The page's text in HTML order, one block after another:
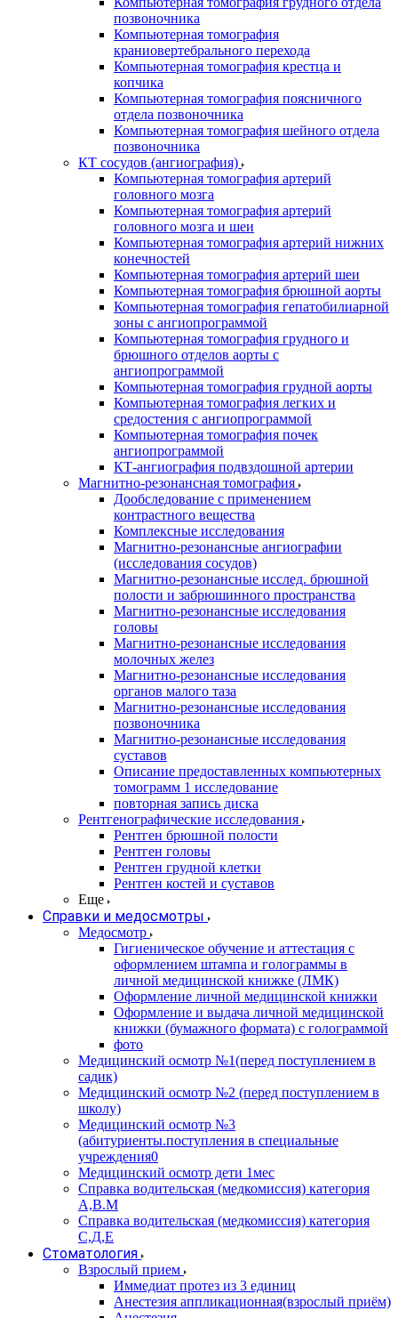
позвоночника
Компьютерная томография
краниовертебрального перехода
Компьютерная томография крестца и
копчика
Компьютерная томография поясничного
отдела позвоночника
Компьютерная томография шейного отдела
позвоночника
КТ сосудов (ангиография)
Компьютерная томография артерий
головного мозга
Компьютерная томография артерий
головного мозга и шеи
Компьютерная томография артерий нижних
конечностей
Компьютерная томография артерий шеи
Компьютерная томография брюшной аорты
Компьютерная томография гепатобилиарной
зоны с ангиопрограммой
Компьютерная томография грудного и
брюшного отделов аорты с
ангиопрограммой
Компьютерная томография грудной аорты
Компьютерная томография легких и
средостения с ангиопрограммой
Компьютерная томография почек
ангиопрограммой
КТ-ангиография подвздошной артерии
Магнитно-резонансная томография
Дообследование с применением
контрастного вещества
Комплексные исследования
Магнитно-резонансные ангиографии
(исследования сосудов)
Магнитно-резонансные исслед. брюшной
полости и забрюшинного пространства
Магнитно-резонансные исследования
головы
Магнитно-резонансные исследования
молочных желез
Магнитно-резонансные исследования
органов малого таза
Магнитно-резонансные исследования
позвоночника
Магнитно-резонансные исследования
суставов
Описание предоставленных компьютерных
томограмм 1 исследование
повторная запись диска
Рентгенографические исследования
Рентген брюшной полости
Рентген головы
Рентген грудной клетки
Рентген костей и суставов
Еще
Справки и медосмотры
Медосмотр
Гигиеническое обучение и аттестация с
оформлением штампа и голограммы в
личной медицинской книжке (ЛМК)
Оформление личной медицинской книжки
Оформление и выдача личной медицинской
книжки (бумажного формата) с голограммой
фото
Медицинский осмотр №1(перед поступлением в
садик)
Медицинский осмотр №2 (перед поступлением в
школу)
Медицинский осмотр №3
(абитуриенты.поступления в специальные
учреждения0
Медицинский осмотр дети 1мес
Справка водительская (медкомиссия) категория
А,В.М
Справка водительская (медкомиссия) категория
С,Д,Е
Стоматология
Взрослый прием
Иммедиат протез из 3 единиц
Анестезия аппликационная(взрослый приём)